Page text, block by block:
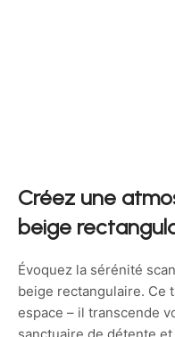
Créez une
beige
Évoquez la sérénité
beige rectangulaire. Ce
espace – il transcende